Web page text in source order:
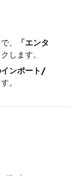
、
「エンタ
します。
インポート/
。